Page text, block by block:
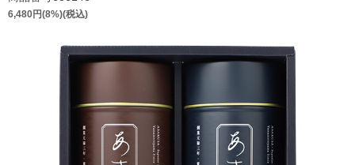
6,480円(8%)(税込)